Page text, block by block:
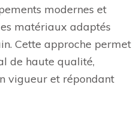
modernes et
matériaux adaptés
Cette approche permet
de haute qualité,
vigueur et répondant